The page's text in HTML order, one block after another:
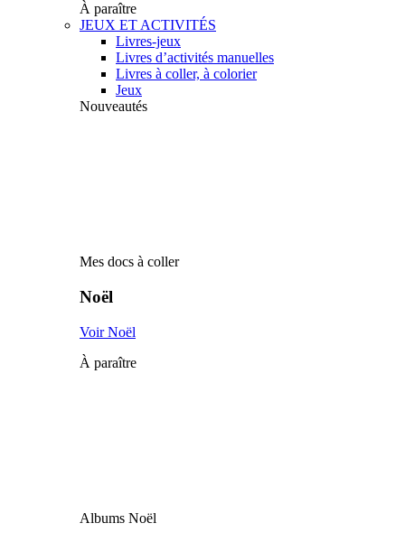
À paraître
JEUX ET ACTIVITÉS
Livres-jeux
Livres d’activités manuelles
Livres à coller, à colorier
Jeux
Nouveautés
Mes docs à coller
Noël
Voir Noël
À paraître
Albums Noël